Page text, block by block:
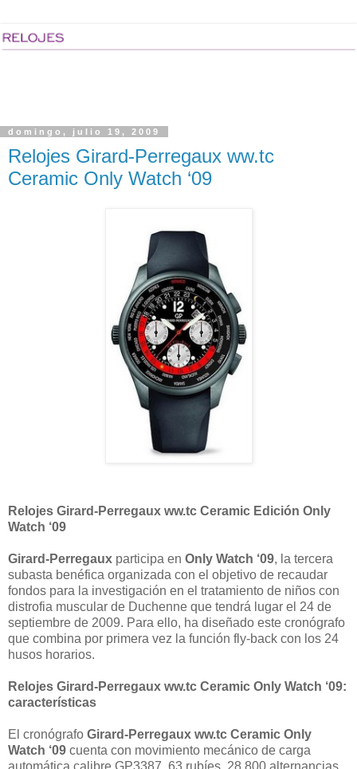
domingo, julio 19, 2009
Relojes Girard-Perregaux ww.tc
Ceramic Only Watch ‘09
Relojes Girard-Perregaux ww.tc Ceramic Edición Only
Watch ‘09
Girard-Perregaux participa en Only Watch ‘09, la tercera
subasta benéfica organizada con el objetivo de recaudar
fondos para la investigación en el tratamiento de niños con
distrofia muscular de Duchenne que tendrá lugar el 24 de
septiembre de 2009. Para ello, ha diseñado este cronógrafo
que combina por primera vez la función fly-back con los 24
husos horarios.
Relojes Girard-Perregaux ww.tc Ceramic Only Watch ‘09:
características
El cronógrafo Girard-Perregaux ww.tc Ceramic Only
Watch ‘09 cuenta con movimiento mecánico de carga